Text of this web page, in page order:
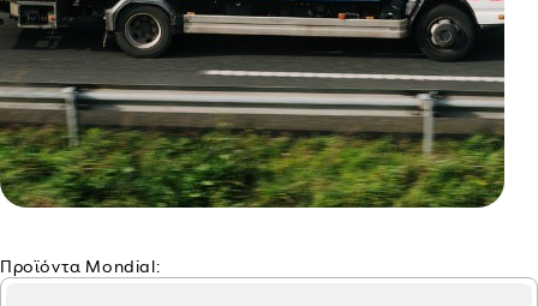
Προϊόντα Mondial: